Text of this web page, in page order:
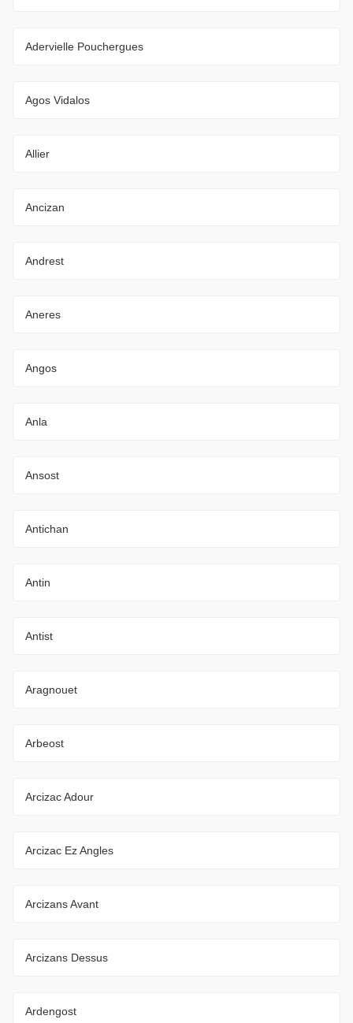
Adervielle Pouchergues
Agos Vidalos
Allier
Ancizan
Andrest
Aneres
Angos
Anla
Ansost
Antichan
Antin
Antist
Aragnouet
Arbeost
Arcizac Adour
Arcizac Ez Angles
Arcizans Avant
Arcizans Dessus
Ardengost